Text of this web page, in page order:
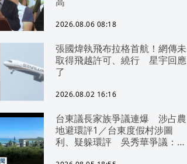
2026.08.06 08:18
張國煒執飛布拉格首航！網傳未
取得飛越許可、繞行 星宇回應
了
2026.08.02 16:16
台東議長家族爭議連爆 涉占農
地避環評1／台東度假村涉圖
利、疑躲環評 吳秀華爭議：概